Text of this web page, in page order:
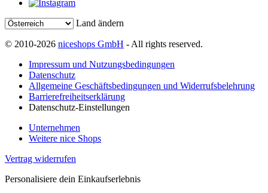
Land ändern
© 2010-2026 niceshops GmbH - All rights reserved.
Impressum und Nutzungsbedingungen
Datenschutz
Allgemeine Geschäftsbedingungen und Widerrufsbelehrung
Barrierefreiheitserklärung
Datenschutz-Einstellungen
Unternehmen
Weitere nice Shops
Vertrag widerrufen
Personalisiere dein Einkaufserlebnis